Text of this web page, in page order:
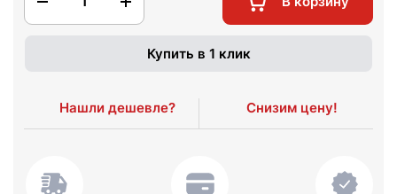
Купить в 1 клик
Нашли дешевле? Снизим цену!